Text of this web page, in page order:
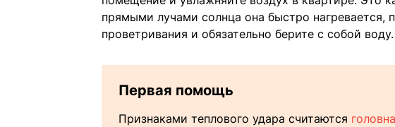
прямыми лучами солнца она быстро нагревается,
проветривания и обязательно берите с собой воду.
Первая помощь
Признаками теплового удара считаются